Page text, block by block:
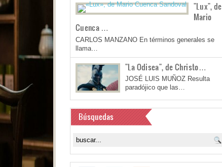
"Lux", de
Mario
Cuenca …
CARLOS MANZANO En términos generales se
llama…
"La Odisea", de Christo…
JOSÉ LUIS MUÑOZ Resulta
paradójico que las…
Búsquedas